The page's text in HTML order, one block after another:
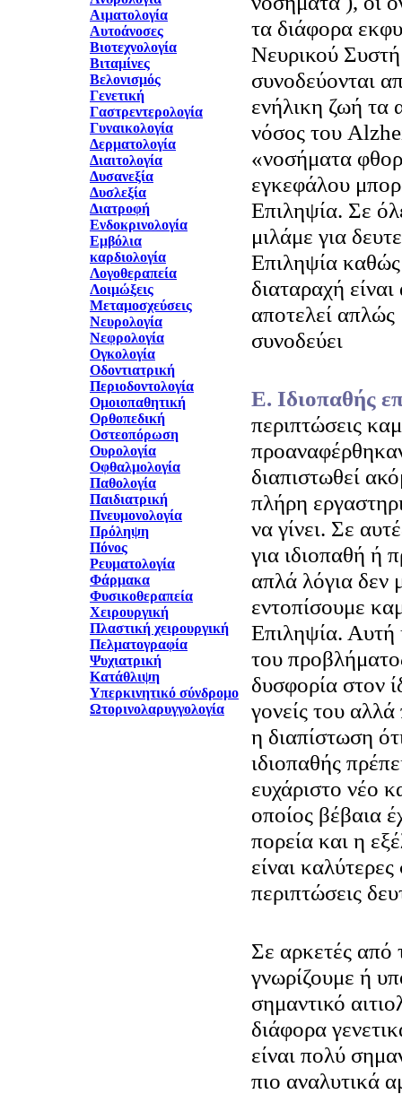
Αιματολογία
Αυτοάνοσες
Βιοτεχνολογία
Βιταμίνες
Βελονισμός
Γενετική
Γαστρεντερολογία
Γυναικολογία
Δερματολογία
Διαιτολογία
Δυσανεξία
Δυσλεξία
Διατροφή
Ενδοκρινολογία
Εμβόλια
καρδιολογία
Λογοθεραπεία
Λοιμώξεις
Μεταμοσχεύσεις
Νευρολογία
Νεφρολογία
Ογκολογία
Οδοντιατρική
Περιοδοντολογία
Ομοιοπαθητική
Ορθοπεδική
Οστεοπόρωση
Ουρολογία
Οφθαλμολογία
Παθολογία
Παιδιατρική
Πνευμονολογία
Πρόληψη
Πόνος
Ρευματολογία
Φάρμακα
Φυσικοθεραπεία
Χειρουργική
Πλαστική χειρουργική
Πελματογραφία
Ψυχιατρική
Κατάθλιψη
Υπερκινητικό σύνδρομο
Ωτορινολαρυγγολογία
τα διάφορα
Νευρικού
συνοδεύονται
ενήλικη ζωή τα
νόσος του
«νοσήματα
εγκεφάλου
Επιληψία. Σε
μιλάμε για
Επιληψία
διαταραχή
αποτελεί
συνοδεύει
Ε. Ιδιοπαθής
περιπτώσεις
διαπιστωθεί
πλήρη
να γίνει. Σε
για ιδιοπαθή ή
απλά λόγια δεν
εντοπίσουμε
Επιληψία. Αυτή
του
δυσφορία στον
γονείς του αλλά
η διαπίστωση
ιδιοπαθής
ευχάριστο νέο
οποίος βέβαια
πορεία και η
είναι καλύτερες
περιπτώσεις
Σε αρκετές από
γνωρίζουμε ή
σημαντικό
διάφορα
είναι πολύ
πιο αναλυτικά